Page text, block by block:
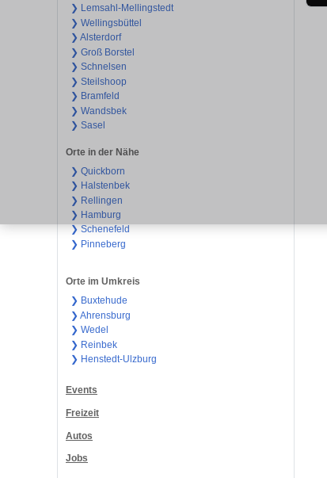
❯ Lemsahl-Mellingstedt
❯ Wellingsbüttel
❯ Alsterdorf
❯ Groß Borstel
❯ Schnelsen
❯ Steilshoop
❯ Bramfeld
❯ Wandsbek
❯ Sasel
Orte in der Nähe
❯ Quickborn
❯ Halstenbek
❯ Rellingen
❯ Hamburg
❯ Schenefeld
❯ Pinneberg
Orte im Umkreis
❯ Buxtehude
❯ Ahrensburg
❯ Wedel
❯ Reinbek
❯ Henstedt-Ulzburg
Events
Freizeit
Autos
Jobs